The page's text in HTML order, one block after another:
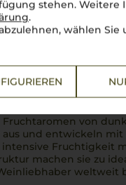
stehen.
.
wählen
Apuliens und
den Weinbergen
von
und entwickeln
machen sie zu
weltweit